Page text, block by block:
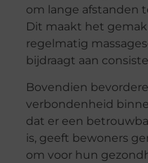
om lange afstanden
Dit maakt het
regelmatig
bijdraagt aan
Bovendien
verbondenheid
dat er een
is, geeft bewoners
om voor hun